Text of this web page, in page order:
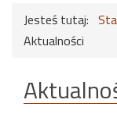
Jesteś tutaj:
Aktualności